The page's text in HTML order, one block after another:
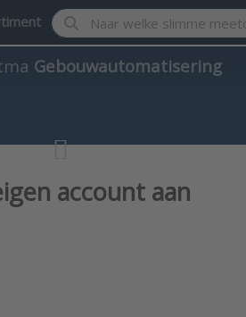
Enter a search term.
Gebouwautomatisering
account aan